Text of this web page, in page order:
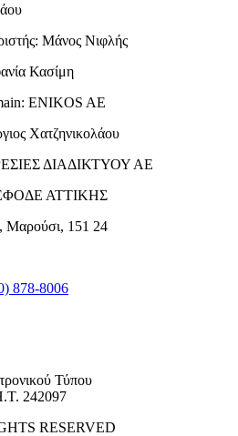
Μάνος Νιφλής
Κασίμη
ENIKOS AE
Χατζηνικολάου
ΔΙΑΔΙΚΤΥΟΥ ΑΕ
ΑΤΤΙΚΗΣ
Μαρούσι, 151 24
878-8006
Τύπου
242097
RESERVED